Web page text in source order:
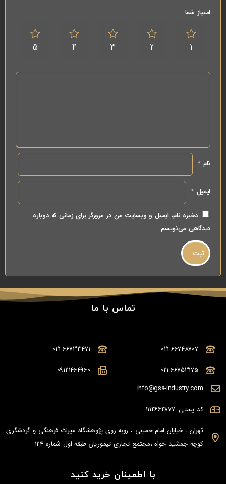
امتیاز شما
1
2
3
4
5
نام*
ایمیل*
ذخیره نام، ایمیل و وبسایت من در مرورگر برای زمانی که دوباره
دیدگاهی می‌نویسم.
تماس با ما
021-66748707
021-66753175
021-66733471
09121464960
info@gsa-industry.com
کد پستی: ۱۱۱۴۶۶۴۸۷۷
تهران ، خیابان امام خمینی ، روبه روی پژوهشگاه میراث فرهنگی و گردشگری
کوچه جمشید خواه ،مجتمع تجاری تیموریان طبقه اول شماره 124
با اطمینان خرید کنید